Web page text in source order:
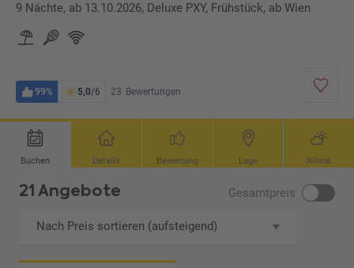
9 Nächte, ab 13.10.2026, Deluxe PXY, Frühstück, ab Wien
99% 5,0/6 23 Bewertungen
Buchen Details Bewertung Lage Klima
21 Angebote Gesamtpreis
Nach Preis sortieren (aufsteigend)